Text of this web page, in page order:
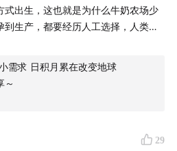
：70年代到Z世代
心指南
开卖的？深加工的细分乳蛋
乳如何应用？有哪些营养价值？
式出生，这也就是为什么牛奶农场少
到生产，都要经历人工选择，人类选
公牛用来卖肉，体弱小公牛出生一
他们不是动物，只是工具。另外乳制
大影响，牛踩踏草地对土壤结构的影
新西兰收入第一来源第一是旅游业，
场，包括气候不适合的地方，不仅改
需求 日积月累在改变地球
～
29